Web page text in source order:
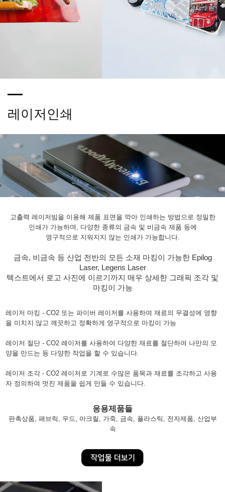
레이저인쇄
고출력 레이저빔을 이용해 제품 표면을 깍아 인쇄하는 방법으로 정밀한
인쇄가 가능하며, 다양한 종류의 금속 및 비금속 제품 등에
영구적으로 지워지지 않는 인쇄가 가능합니다.
금속, 비금속 등 산업 전반의 모든 소재 마킹이 가능한 Epilog
Laser, Legens Laser
텍스트에서 로고 사진에 이르기까지 매우 상세한 그래픽 조각 및
마킹이 가능
레이저 마킹 - CO2 또는 파이버 레이저를 사용하여 재료의 무결성에 영향
을 미치지 않고 깨끗하고 정확하게 영구적으로 마킹이 가능
레이저 절단 - CO2 레이저를 사용하여 다양한 재료를 절단하여 나만의 모
양을 만드는 등 다양한 작업을 할 수 있습니다.
레이저 조각 - CO2 레이저로 기계로 수많은 품목과 재료를 조각하고 사용
자 정의하여 멋진 제품을 쉽게 만들 수 있습니다.
응용제품들
판촉상품, 패브릭, 우드, 아크릴, 가죽, 금속, 플라스틱, 전자제품, 산업부
속